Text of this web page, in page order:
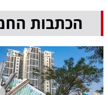
הכתבות